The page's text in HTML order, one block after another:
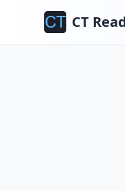
CT Read